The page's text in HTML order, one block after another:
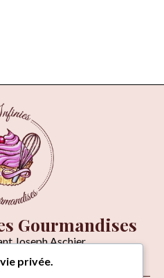
Gourmandises
Joseph Aschier,
LOUBET
à l'atelier
privée.